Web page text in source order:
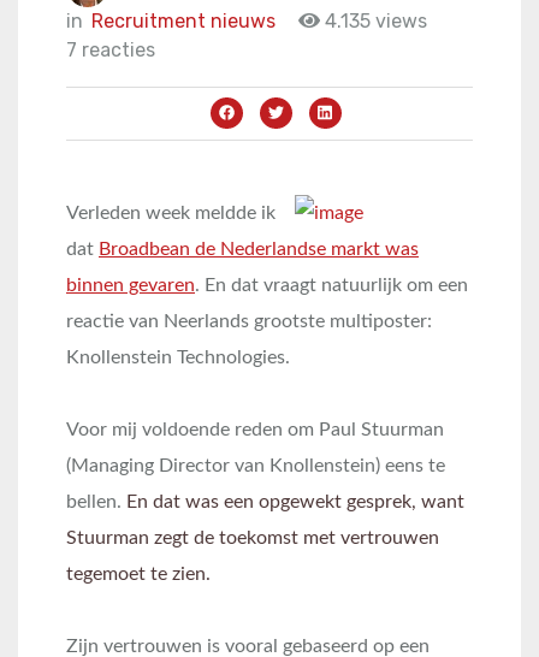
in Recruitment nieuws
4.135 views
7 reacties
Verleden week meldde ik
dat Broadbean de Nederlandse markt was
binnen gevaren. En dat vraagt natuurlijk om een
reactie van Neerlands grootste multiposter:
Knollenstein Technologies.
Voor mij voldoende reden om Paul Stuurman
(Managing Director van Knollenstein) eens te
bellen. En dat was een opgewekt gesprek, want
Stuurman zegt de toekomst met vertrouwen
tegemoet te zien.
Zijn vertrouwen is vooral gebaseerd op een